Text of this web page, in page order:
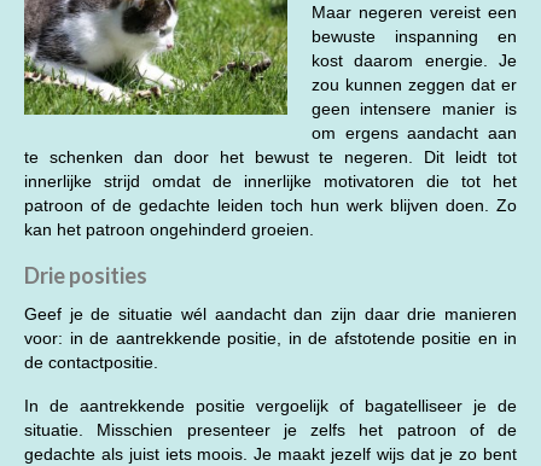
Maar negeren vereist een
bewuste inspanning en
kost daarom energie. Je
zou kunnen zeggen dat er
geen intensere manier is
om ergens aandacht aan
te schenken dan door het bewust te negeren. Dit leidt tot
innerlijke strijd omdat de innerlijke motivatoren die tot het
patroon of de gedachte leiden toch hun werk blijven doen. Zo
kan het patroon ongehinderd groeien.
Drie posities
Geef je de situatie wél aandacht dan zijn daar drie manieren
voor: in de aantrekkende positie, in de afstotende positie en in
de contactpositie.
In de aantrekkende positie vergoelijk of bagatelliseer je de
situatie. Misschien presenteer je zelfs het patroon of de
gedachte als juist iets moois. Je maakt jezelf wijs dat je zo bent